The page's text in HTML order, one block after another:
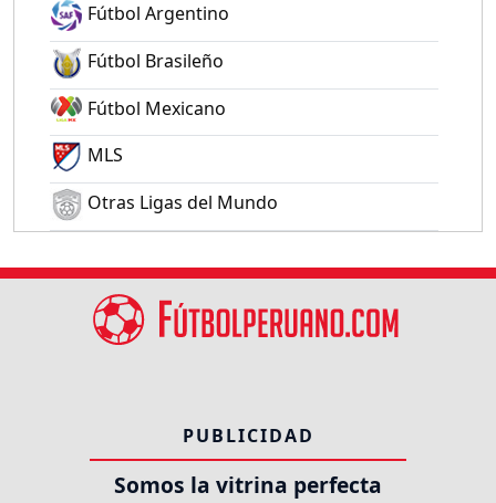
Fútbol Argentino
Fútbol Brasileño
Fútbol Mexicano
MLS
Otras Ligas del Mundo
PUBLICIDAD
Somos la vitrina perfecta